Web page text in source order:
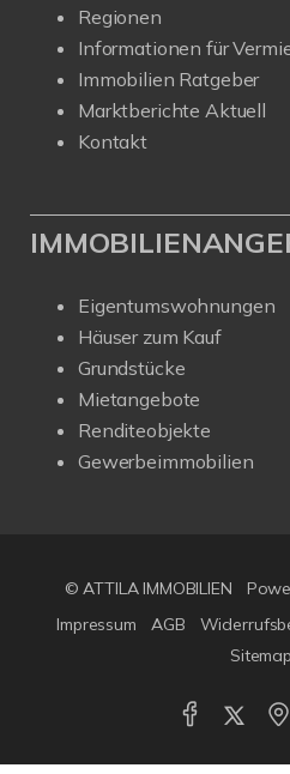
Regionen
Informationen für
Immobilien Ratgeber
Marktberichte Aktuell
Kontakt
Eigentumswohnungen
Häuser zum Kauf
Grundstücke
Mietangebote
Renditeobjekte
Gewerbeimmobilien
© ATTILA IMMOBILIEN
Impressum
AGB
Sitemap